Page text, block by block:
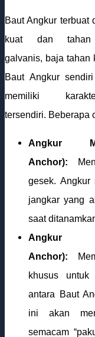
Baut Angkur terbuat
kuat dan
galvanis, baja tahan
Baut Angkur
memiliki
tersendiri. Beberapa
Angkur
Anchor):
gesek. Angkur
jangkar yang
saat
Angkur
Anchor):
khusus untuk
antara Baut
ini akan
semacam